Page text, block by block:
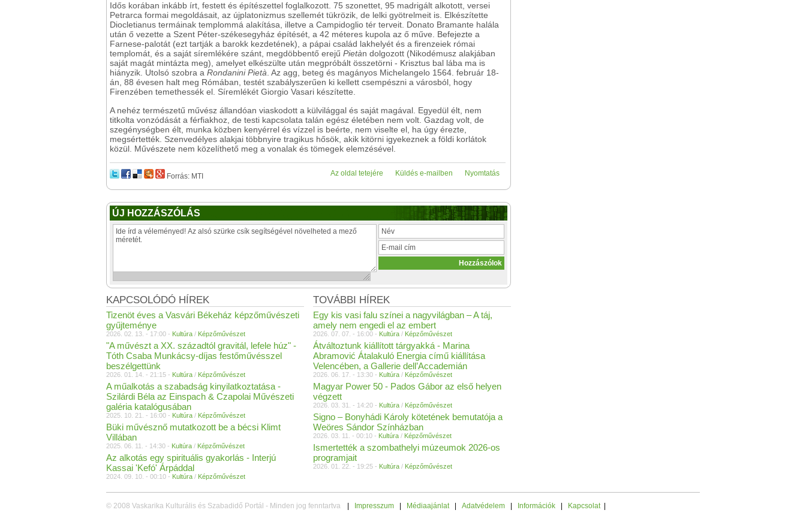
Idős korában inkább írt, festett és építészettel foglalkozott. 75 szonettet, 95 madrigált alkotott, versei
Petrarca formai megoldásait, az újplatonizmus szellemét tükrözik, de lelki gyötrelmeit is. Elkészítette
Diocletianus termáinak templommá alakítása, illetve a Campidoglio tér terveit. Donato Bramante halála
után ő vezette a Szent Péter-székesegyház építését, a 42 méteres kupola az ő műve. Befejezte a
Farnese-palotát (ezt tartják a barokk kezdetének), a pápai család lakhelyét és a firenzeiek római
templomát, és a saját síremlékére szánt, megdöbbentő erejű Pietàn dolgozott (Nikodémusz alakjában
saját magát mintázta meg), amelyet elkészülte után megpróbált összetörni - Krisztus bal lába ma is
hiányzik. Utolsó szobra a Rondanini Pietà . Az agg, beteg és magányos Michelangelo 1564. február 18-
án, 88 évesen halt meg Rómában, testét szabályszerűen ki kellett csempészni a városból, hogy
Firenzében temethessék el. Síremlékét Giorgio Vasari készítette.
A nehéz természetű művész állandóan viaskodott a külvilággal és saját magával. Egyedül élt, nem
titkolta vonzódását a férfiakhoz, de testi kapcsolata talán egész életében nem volt. Gazdag volt, de
szegénységben élt, munka közben kenyérrel és vízzel is beérte, nem viselte el, ha úgy érezte,
megsértették. Szenvedélyes alakjai többnyire tragikus hősök, akik kitörni igyekeznek a földi korlátok
közül. Művészete nem közelíthető meg a vonalak és tömegek elemzésével.
Nyomtatás
Küldés e-mailben
Az oldal tetejére
Forrás: MTI
ÚJ HOZZÁSZÓLÁS
TOVÁBBI HÍREK
Egy kis vasi falu színei a nagyvilágban – A táj,
amely nem engedi el az embert
2026. 07. 07. - 16:00 - Kultúra / Képzőművészet
Átváltoztunk kiállított tárgyakká - Marina
Abramović Átalakuló Energia című kiállítása
Velencében, a Gallerie dell’Accademián
2026. 06. 17. - 13:30 - Kultúra / Képzőművészet
Magyar Power 50 - Pados Gábor az első helyen
végzett
2026. 03. 31. - 14:20 - Kultúra / Képzőművészet
Signo – Bonyhádi Károly kötetének bemutatója a
Weöres Sándor Színházban
2026. 03. 11. - 00:10 - Kultúra / Képzőművészet
Ismertették a szombathelyi múzeumok 2026-os
programjait
2026. 01. 22. - 19:25 - Kultúra / Képzőművészet
KAPCSOLÓDÓ HÍREK
Tizenöt éves a Vasvári Békeház képzőművészeti
gyűjteménye
2026. 02. 13. - 17:00 - Kultúra / Képzőművészet
"A művészt a XX. századtól gravitál, lefele húz" -
Tóth Csaba Munkácsy-díjas festőművésszel
beszélgettünk
2026. 01. 14. - 21:15 - Kultúra / Képzőművészet
A műalkotás a szabadság kinyilatkoztatása -
Szilárdi Béla az Einspach & Czapolai Művészeti
galéria katalógusában
2025. 10. 21. - 16:00 - Kultúra / Képzőművészet
Büki művésznő mutatkozott be a bécsi Klimt
Villában
2025. 06. 11. - 14:30 - Kultúra / Képzőművészet
Az alkotás egy spirituális gyakorlás - Interjú
Kassai 'Kefó' Árpáddal
2024. 09. 10. - 00:10 - Kultúra / Képzőművészet
© 2008 Vaskarika Kulturális és Szabadidő Portál - Minden jog fenntartva Impresszum Médiaajánlat Adatvédelem Információk Kapcsolat